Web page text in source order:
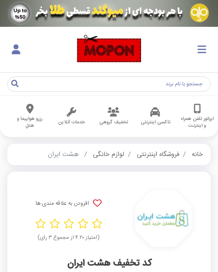
اپراتور تلفن همراه
و اینترنت
تاکسی اینترنتی تخفیف گروهی خدمات آنلاین
رزرو هواپیما و
هتل
خانه فروشگاه اینترنتی لوازم خانگی هشت ایران
افزودن به علاقه مندی ها
(امتیاز ۴.۲۰ از مجموع ۳ رای)
کد تخفیف هشت ایران